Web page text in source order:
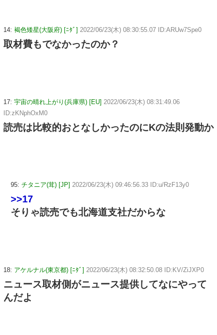
14: 褐色矮星(大阪府) [ﾆﾀﾞ] 2022/06/23(木) 08:30:55.07 ID:ARUw7Spe0
取材費もでなかったのか？
17: 宇宙の晴れ上がり(兵庫県) [EU] 2022/06/23(木) 08:31:49.06
ID:zKNphOxM0
読売は比較的おとなしかったのにKの法則発動か
95: チタニア(茸) [JP] 2022/06/23(木) 09:46:56.33 ID:u/RzF13y0
>>17
そりゃ読売でも北海道支社だからな
18: アケルナル(東京都) [ﾆﾀﾞ] 2022/06/23(木) 08:32:50.08 ID:KV/ZiJXP0
ニュース取材側がニュース提供してなにやって
んだよ